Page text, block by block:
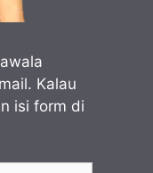
Kalau
isi form di